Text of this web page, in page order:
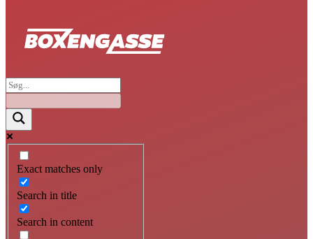
Exact matches only
Search in title
Search in content